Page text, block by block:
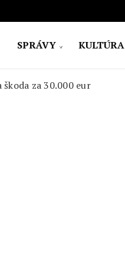
SPRÁVY KULTÚRA
za 30.000 eur